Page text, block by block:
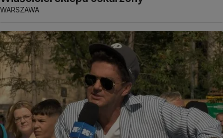
WARSZAWA